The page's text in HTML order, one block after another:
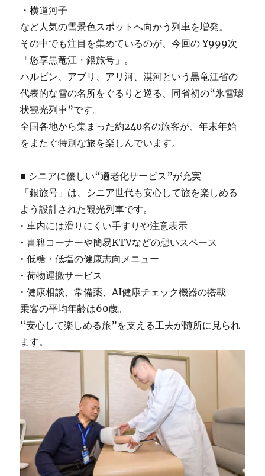
・横道河子
など人気の雪景色スポットへ向かう列車を増発。
その中でも注目を集めているのが、今回の Y999次
「悠享黒竜江・銀旅号」。
ハルビン、アブリ、アリ河、漠河という黒竜江省の
代表的な雪の名所をぐるりと巡る、同省初の“氷雪環
状観光列車”です。
全国各地から集まった約240名の旅客が、年末年始
をまたぐ特別な旅を楽しんでいます。
■ シニアに優しい“適老化サービス”が充実
「銀旅号」は、シニア世代も安心して旅を楽しめる
よう設計された観光列車です。
• 車内には滑りにくい手すりや注意表示
• 書籍コーナーや簡易KTVなどの憩いスペース
• 低糖・低塩の健康志向メニュー
• 荷物運搬サービス
• 健康相談、常備薬、AI健康チェック機器の搭載
乗客の平均年齢は60歳。
“安心して楽しめる旅”を支える工夫が随所に見られ
ます。